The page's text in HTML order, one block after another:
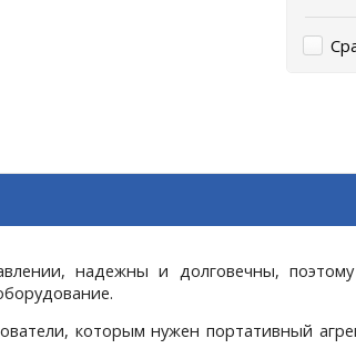
надежны и долговечны,
которым нужен портативный